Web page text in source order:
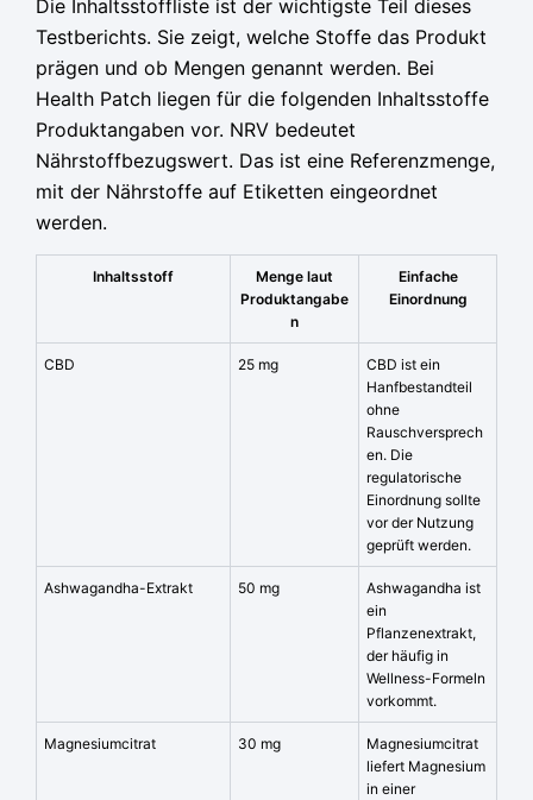
Die Inhaltsstoffliste ist der wichtigste Teil dieses
Testberichts. Sie zeigt, welche Stoffe das Produkt
prägen und ob Mengen genannt werden. Bei
Health Patch liegen für die folgenden Inhaltsstoffe
Produktangaben vor. NRV bedeutet
Nährstoffbezugswert. Das ist eine Referenzmenge,
mit der Nährstoffe auf Etiketten eingeordnet
werden.
Inhaltsstoff
Menge laut
Produktangabe
n
Einfache
Einordnung
CBD 25 mg
CBD ist ein
Hanfbestandteil
ohne
Rauschversprech
en. Die
regulatorische
Einordnung sollte
vor der Nutzung
geprüft werden.
Ashwagandha-Extrakt 50 mg
Ashwagandha ist
ein
Pflanzenextrakt,
der häufig in
Wellness-Formeln
vorkommt.
Magnesiumcitrat 30 mg
Magnesiumcitrat
liefert Magnesium
in einer